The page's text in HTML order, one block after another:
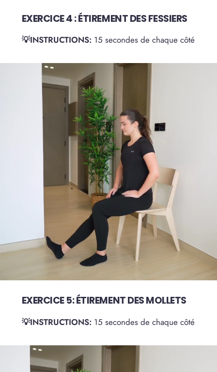
EXERCICE 4 : ÉTIREMENT DES FESSIERS
💡INSTRUCTIONS: 15 secondes de chaque côté
EXERCICE 5: ÉTIREMENT DES MOLLETS
💡INSTRUCTIONS: 15 secondes de chaque côté